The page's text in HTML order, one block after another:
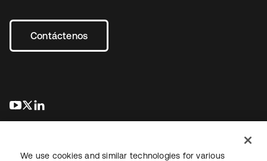
Contáctenos
se abre en una pestaña nueva
se abre en una pestaña nueva
We use cookies and similar technologies for various